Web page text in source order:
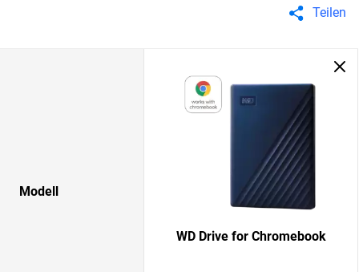
Teilen
Modell
WD Drive for Chromebook